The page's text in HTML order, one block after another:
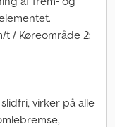
t / Køreområde 2:
virker på alle